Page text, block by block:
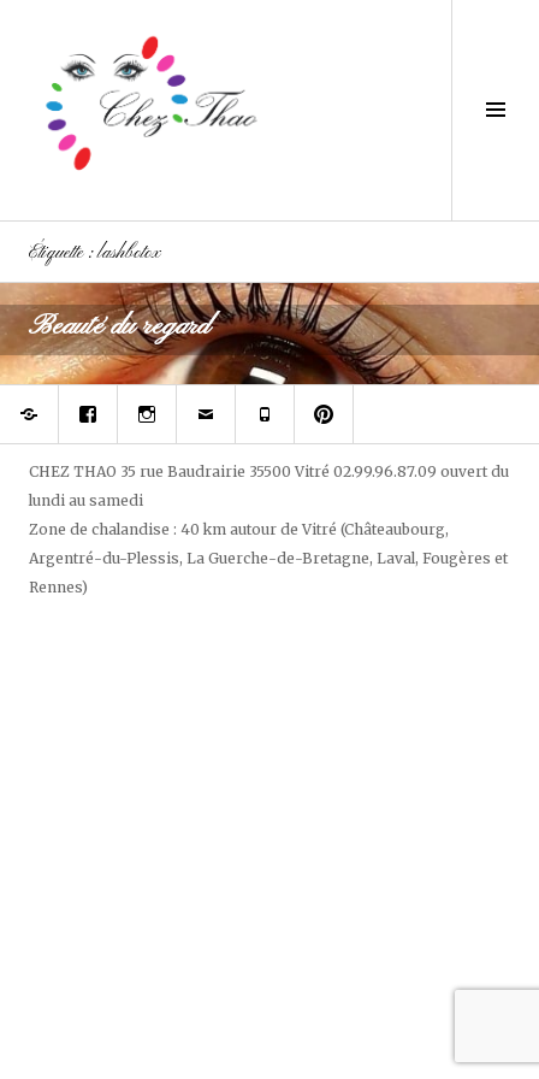
contenu
principal
Étiquette :lashbotox
Beauté du regard
RéserverRejoignez
votre
ongulaire
sur
Facebook
Suivez
votre
du
regard
ongles
sur
Instagram
Contacter
Chez
Téléphonez
Chez
Thao
Epinglez
Chez
salon
de
pininterest
CHEZ THAO 35 rue Baudrairie 35500 Vitré 02.99.96.87.09 ouvert du
lundi au samedi
Zone de chalandise : 40 km autour de Vitré (Châteaubourg,
Argentré-du-Plessis, La Guerche-de-Bretagne, Laval, Fougères et
Rennes)